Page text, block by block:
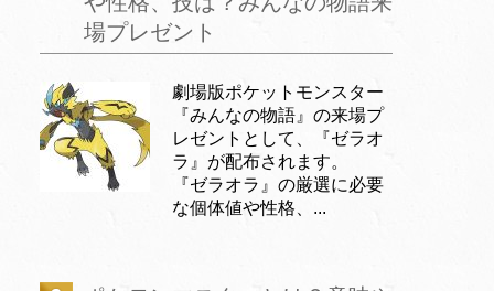
場プレゼント
劇場版ポケットモンスター
『みんなの物語』の来場プ
レゼントとして、『ゼラオ
ラ』が配布されます。
『ゼラオラ』の厳選に必要
な個体値や性格、...